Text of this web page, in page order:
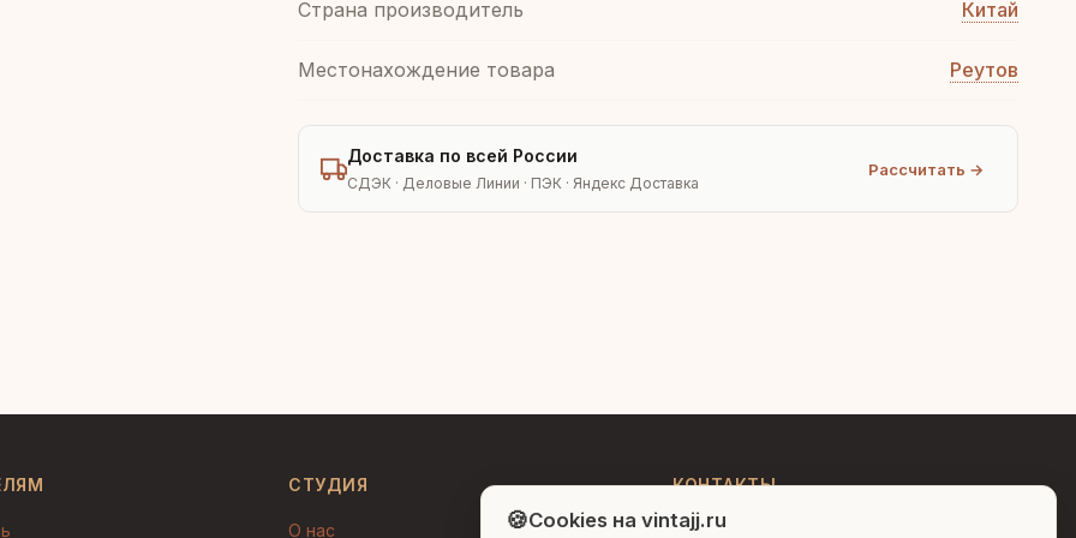
Страна производитель Китай
Местонахождение товара Реутов
Доставка по всей России
СДЭК · Деловые Линии · ПЭК · Яндекс Доставка
Рассчитать →
СТУДИЯ
О нас
КОНТАКТЫ
+7 (495) 150-52-26
🍪Cookies на vintajj.ru
декору. Чем могу помочь?